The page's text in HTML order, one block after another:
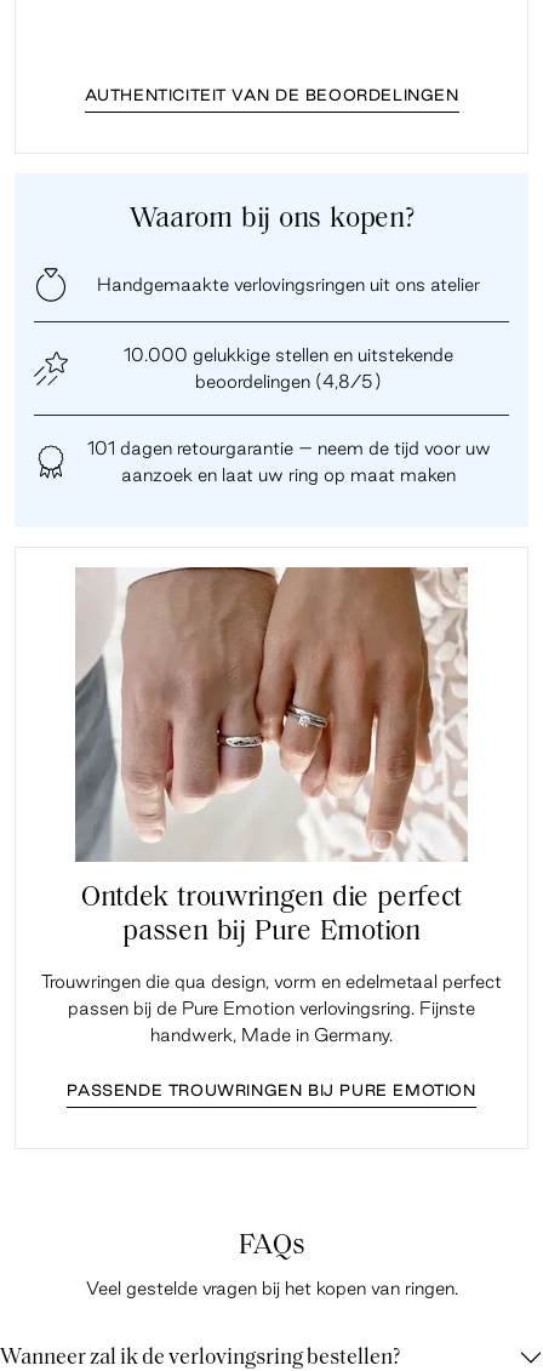
AUTHENTICITEIT VAN DE BEOORDELINGEN
Waarom bij ons kopen?
Handgemaakte verlovingsringen uit ons atelier
10.000 gelukkige stellen en uitstekende
beoordelingen (4,8/5)
101 dagen retourgarantie – neem de tijd voor uw
aanzoek en laat uw ring op maat maken
Ontdek trouwringen die perfect
passen bij Pure Emotion
Trouwringen die qua design, vorm en edelmetaal perfect
passen bij de Pure Emotion verlovingsring. Fijnste
handwerk, Made in Germany.
PASSENDE TROUWRINGEN BIJ PURE EMOTION
FAQs
Veel gestelde vragen bij het kopen van ringen.
Wanneer zal ik de verlovingsring bestellen?